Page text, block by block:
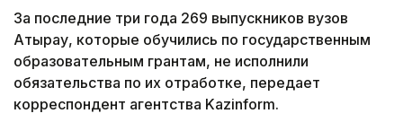
За последние три года 269 выпускников вузов
Атырау, которые обучились по государственным
образовательным грантам, не исполнили
обязательства по их отработке, передает
корреспондент агентства Kazinform.